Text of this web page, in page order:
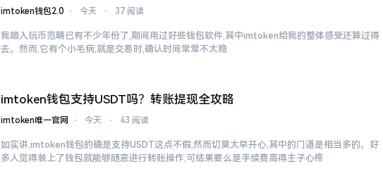
imtoken钱包2.0 ⋅ 今天 ⋅ 37 阅读
我踏入玩币范畴已有不少年份了,期间用过好些钱包软件,其中imtoken给我的整体感受还算过得
去。然而,它有个小毛病,就是交易时,确认时间常常不太稳
imtoken钱包支持USDT吗？转账提现全攻略
imtoken唯一官网 ⋅ 今天 ⋅ 43 阅读
如实讲,imtoken钱包的确是支持USDT这点不假,然而切莫太早开心,其中的门道是相当多的。好
多人觉得装上了钱包就能够随意进行转账操作,可结果要么是手续费高得主子心疼